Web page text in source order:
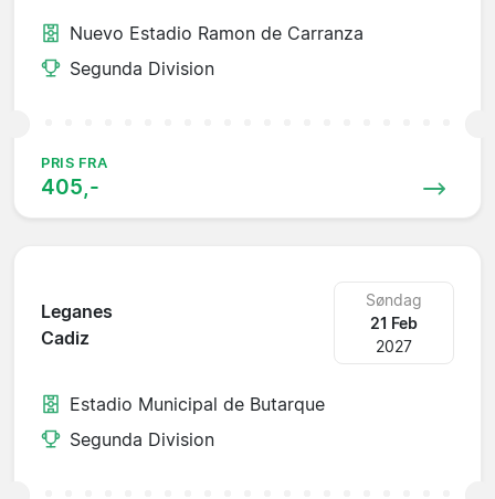
Nuevo Estadio Ramon de Carranza
Segunda Division
PRIS FRA
405,-
Leganes
Cadiz
Søndag
21 Feb
2027
Estadio Municipal de Butarque
Segunda Division